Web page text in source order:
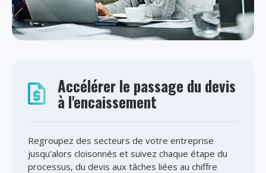
Accélérer le passage du devis
à l'encaissement
Regroupez des secteurs de votre entreprise
jusqu'alors cloisonnés et suivez chaque étape du
processus, du devis aux tâches liées au chiffre